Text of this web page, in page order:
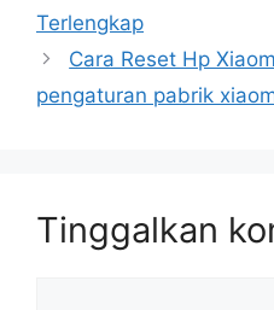
Terlengkap
Cara Reset Hp
pengaturan pabrik
Tinggalkan